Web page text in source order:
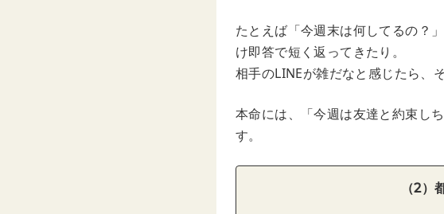
たとえば「今週末は何してるの？
け即答で短く返ってきたり。
相手のLINEが雑だなと感じたら、
本命には、「今週は友達と約束し
す。
（2）